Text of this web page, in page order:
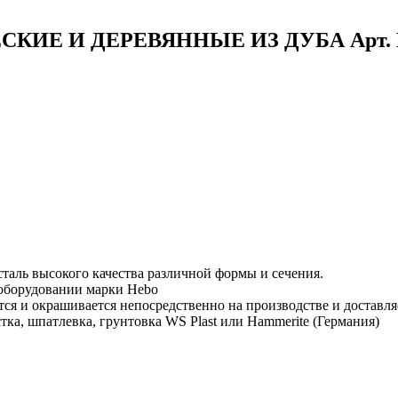
И ДЕРЕВЯННЫЕ ИЗ ДУБА Арт.
высокого качества различной формы и сечения.
марки Hebo
и окрашивается непосредственно на производстве и
шпатлевка, грунтовка WS Plast или Hammerite (Германия)